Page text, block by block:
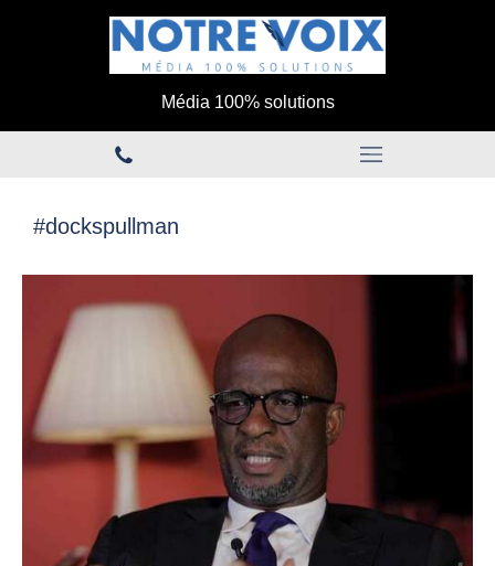
Média 100% solutions
#dockspullman